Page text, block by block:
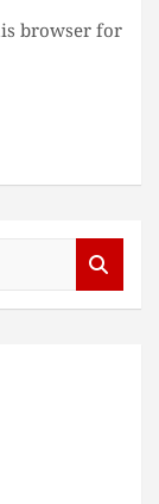
browser for